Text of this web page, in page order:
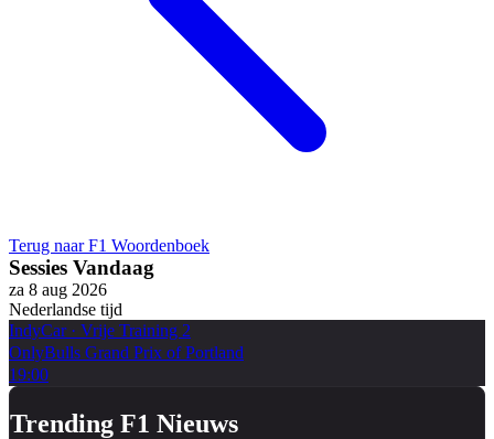
Terug naar F1 Woordenboek
Sessies Vandaag
za 8 aug 2026
Nederlandse tijd
IndyCar· Vrije Training 2
OnlyBulls Grand Prix of Portland
19:00
Trending F1 Nieuws